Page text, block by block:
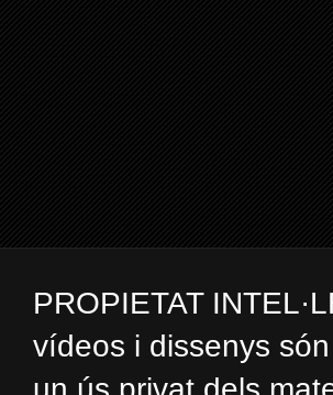
PROPIETAT
vídeos i dissenys